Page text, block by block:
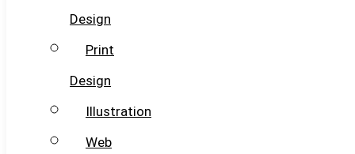
Design
Print
Design
Illustration
Web